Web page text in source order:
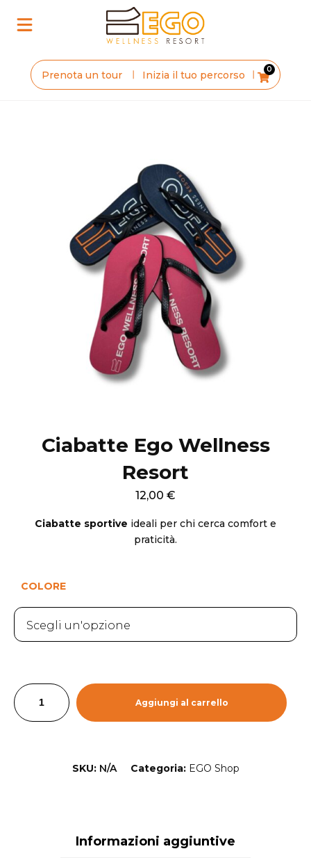
Prenota un tour Inizia il tuo percorso 0
Ciabatte Ego Wellness
Resort
12,00 €
Ciabatte sportive ideali per chi cerca comfort e
praticità.
COLORE
Aggiungi al carrello
SKU: N/A Categoria: EGO Shop
Informazioni aggiuntive